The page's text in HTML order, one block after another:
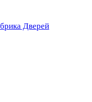
Дверей